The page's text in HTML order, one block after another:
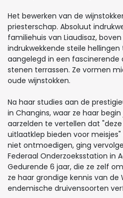
Het bewerken van de
priesterschap. Absoluut
familiehuis van Liaudisaz,
indrukwekkende steile
aangelegd in een fascinerende
stenen terrassen. Ze vormen
oude wijnstokken.
Na haar studies aan de
in Changins, waar ze haar
aarzelden te vertellen dat
uitlaatklep bieden voor
niet ontmoedigen, ging
Federaal Onderzoeksstation in
Gedurende 6 jaar, die ze zelf
ze haar grondige kennis van de
endemische druivensoorten